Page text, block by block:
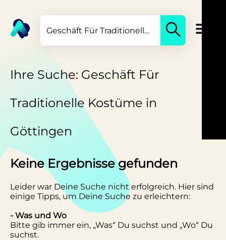
Ihre Suche: Geschäft Für
Traditionelle Kostüme in
Göttingen
Keine Ergebnisse gefunden
Leider war Deine Suche nicht erfolgreich. Hier sind
einige Tipps, um Deine Suche zu erleichtern:
- Was und Wo
Bitte gib immer ein, „Was“ Du suchst und „Wo“ Du
suchst.